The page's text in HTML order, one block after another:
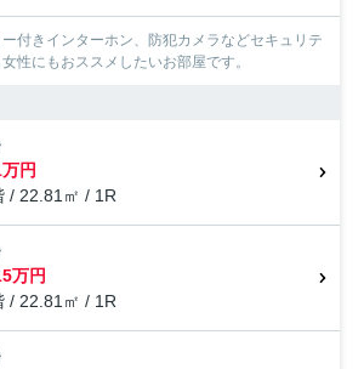
付きインターホン、防犯カメラなどセキュリテ
性にもおススメしたいお部屋です。
円
/ 22.81㎡ / 1R
万円
/ 22.81㎡ / 1R